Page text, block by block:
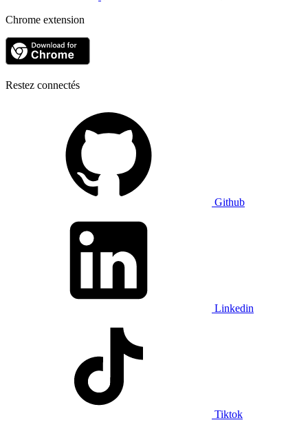
Chrome extension
Restez connectés
Github
Linkedin
Tiktok